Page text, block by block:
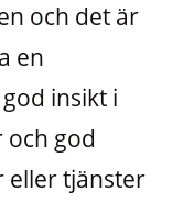
och det är
en
insikt i
god
eller tjänster